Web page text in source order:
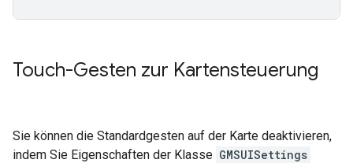
Touch-Gesten zur Kartensteuerung
Sie können die Standardgesten auf der Karte deaktivieren,
indem Sie Eigenschaften der Klasse GMSUISettings